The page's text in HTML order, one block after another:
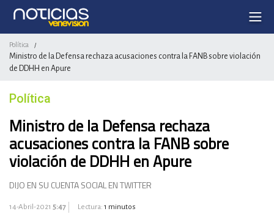
Política /
Ministro de la Defensa rechaza acusaciones contra la FANB sobre violación
de DDHH en Apure
Política
Ministro de la Defensa rechaza
acusaciones contra la FANB sobre
violación de DDHH en Apure
DIJO EN SU CUENTA SOCIAL EN TWITTER
14-Abril-2021 5:47 Lectura: 1 minutos